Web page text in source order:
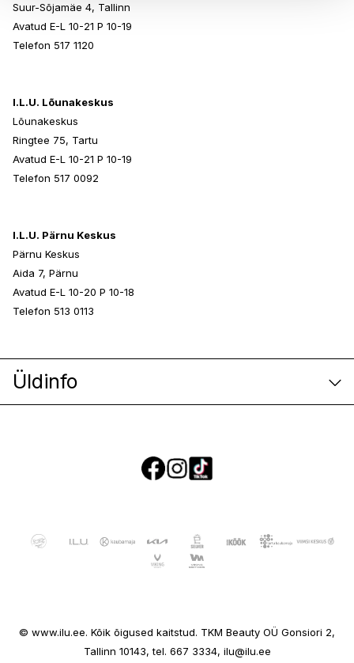
Suur-Sõjamäe 4, Tallinn
Avatud E-L 10-21 P 10-19
Telefon 517 1120
I.L.U. Lõunakeskus
Lõunakeskus
Ringtee 75, Tartu
Avatud E-L 10-21 P 10-19
Telefon 517 0092
I.L.U. Pärnu Keskus
Pärnu Keskus
Aida 7, Pärnu
Avatud E-L 10-20 P 10-18
Telefon 513 0113
Üldinfo
© www.ilu.ee. Kõik õigused kaitstud. TKM Beauty OÜ Gonsiori 2,
Tallinn 10143, tel. 667 3334, ilu@ilu.ee